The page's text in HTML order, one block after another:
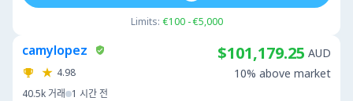
Limits: €100 - €5,000
camylopez
4.98
40.5k 거래 1 시간 전
$101,179.25 AUD
10% above market